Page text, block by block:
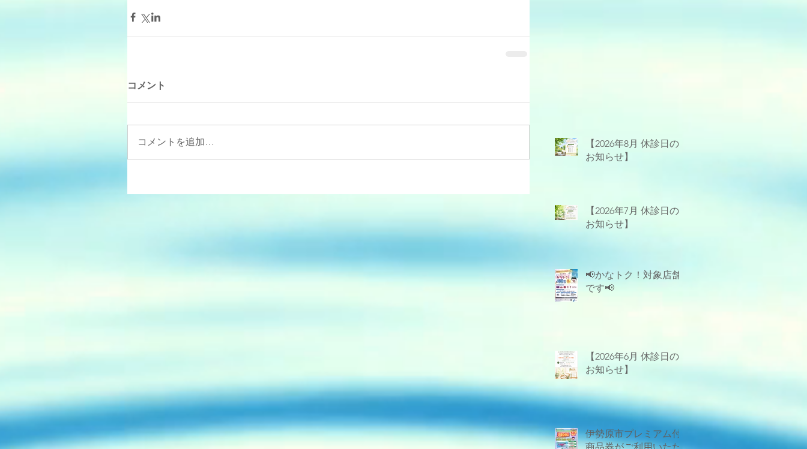
コメント
コメントを追加…
【2026年8月 休診日の
お知らせ】
【2026年7月 休診日の
お知らせ】
📢かなトク！対象店舗
です📢
【2026年6月 休診日の
お知らせ】
伊勢原市プレミアム付